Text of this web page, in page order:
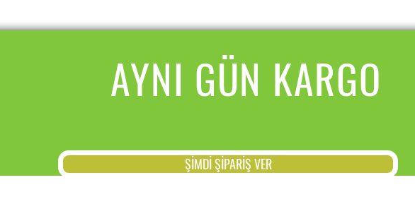
AYNI GÜN KARGO
ŞİMDİ ŞİPARİŞ VER